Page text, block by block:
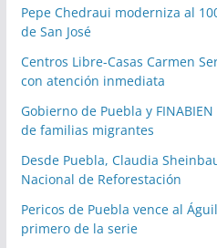
Pepe Chedraui moderniza al
de San José
Centros Libre-Casas Carmen
con atención inmediata
Gobierno de Puebla y
de familias migrantes
Desde Puebla, Claudia
Nacional de Reforestación
Pericos de Puebla vence al
primero de la serie